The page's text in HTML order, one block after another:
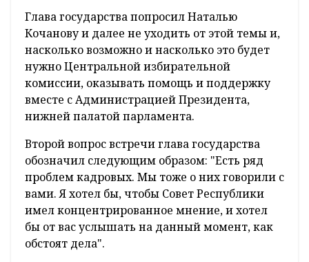
Глава государства попросил Наталью
Кочанову и далее не уходить от этой темы и,
насколько возможно и насколько это будет
нужно Центральной избирательной
комиссии, оказывать помощь и поддержку
вместе с Администрацией Президента,
нижней палатой парламента.
Второй вопрос встречи глава государства
обозначил следующим образом: "Есть ряд
проблем кадровых. Мы тоже о них говорили с
вами. Я хотел бы, чтобы Совет Республики
имел концентрированное мнение, и хотел
бы от вас услышать на данный момент, как
обстоят дела".